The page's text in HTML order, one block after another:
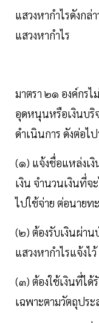
แสวงหากำไรดังกล่
แสวงหากำไร
มาตรา ๒๑ องค์กรไ
อุดหนุนหรือเงินบริ
ดำเนินการ ดังต่อไ
(๑) แจ้งชื่อแหล่งเ
เงิน จำนวนเงินที่จ
ไปใช้จ่าย ต่อนายท
(๒) ต้องรับเงินผ่า
แสวงหากำไรแจ้งไ
(๓) ต้องใช้เงินที่ได้
เฉพาะตามวัตถุปร